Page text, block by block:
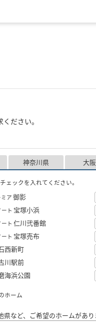
ださい。
神奈川県 大
ェックを入れてください。
ア 御影
ト 宝塚小浜
ト 仁川弐番館
ト 宝塚売布
西新町
川駅前
海浜公園
ホーム
県など、ご希望のホームがあ